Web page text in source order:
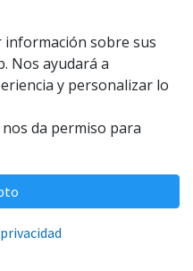
BLISTER
información sobre sus
Nos ayudará a
y personalizar lo
da permiso para